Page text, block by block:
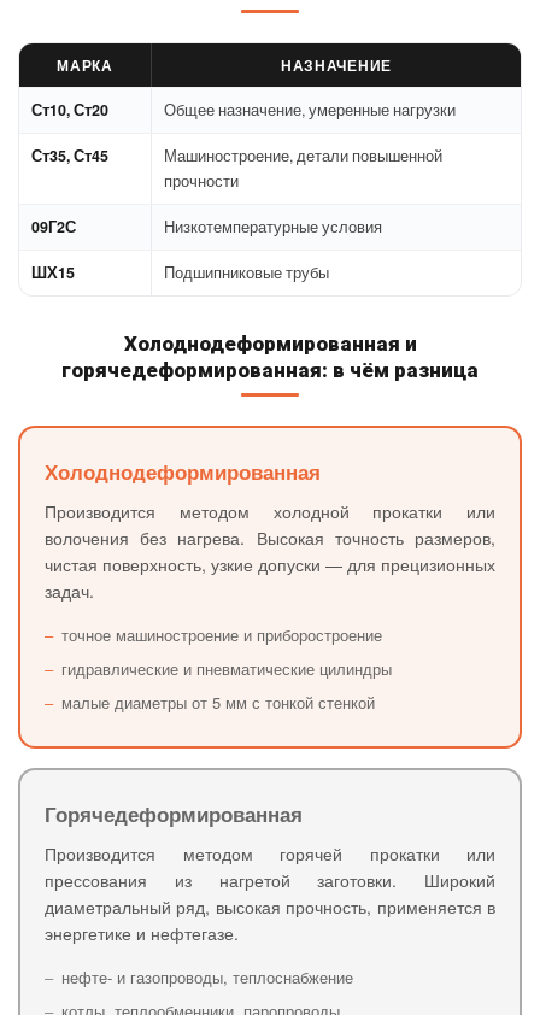
МАРКА НАЗНАЧЕНИЕ
Ст10, Ст20 Общее назначение, умеренные нагрузки
Ст35, Ст45
Машиностроение, детали повышенной
прочности
09Г2С Низкотемпературные условия
ШХ15 Подшипниковые трубы
Холоднодеформированная и
горячедеформированная: в чём разница
Холоднодеформированная
Производится методом холодной прокатки или
волочения без нагрева. Высокая точность размеров,
чистая поверхность, узкие допуски — для прецизионных
задач.
– точное машиностроение и приборостроение
– гидравлические и пневматические цилиндры
– малые диаметры от 5 мм с тонкой стенкой
Горячедеформированная
Производится методом горячей прокатки или
прессования из нагретой заготовки. Широкий
диаметральный ряд, высокая прочность, применяется в
энергетике и нефтегазе.
– нефте- и газопроводы, теплоснабжение